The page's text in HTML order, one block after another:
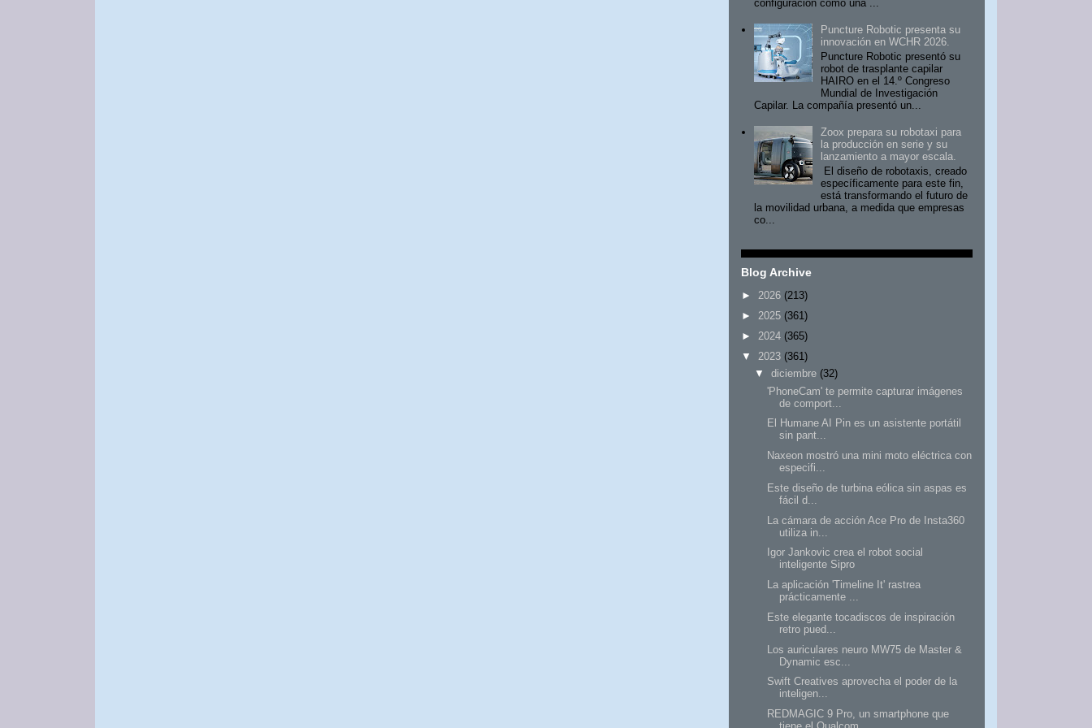
configuración como una ...
Puncture Robotic presenta su
innovación en WCHR 2026.
Puncture Robotic presentó su
robot de trasplante capilar
HAIRO en el 14.º Congreso
Mundial de Investigación
Capilar. La compañía presentó un...
Zoox prepara su robotaxi para
la producción en serie y su
lanzamiento a mayor escala.
El diseño de robotaxis, creado
específicamente para este fin,
está transformando el futuro de
la movilidad urbana, a medida que empresas
co...
Blog Archive
► 2026 (213)
► 2025 (361)
► 2024 (365)
▼
2023 (361)
▼
diciembre (32)
'PhoneCam' te permite capturar imágenes
de comport...
El Humane AI Pin es un asistente portátil
sin pant...
Naxeon mostró una mini moto eléctrica con
especifi...
Este diseño de turbina eólica sin aspas es
fácil d...
La cámara de acción Ace Pro de Insta360
utiliza in...
Igor Jankovic crea el robot social
inteligente Sipro
La aplicación 'Timeline It' rastrea
prácticamente ...
Este elegante tocadiscos de inspiración
retro pued...
Los auriculares neuro MW75 de Master &
Dynamic esc...
Swift Creatives aprovecha el poder de la
inteligen...
REDMAGIC 9 Pro, un smartphone que